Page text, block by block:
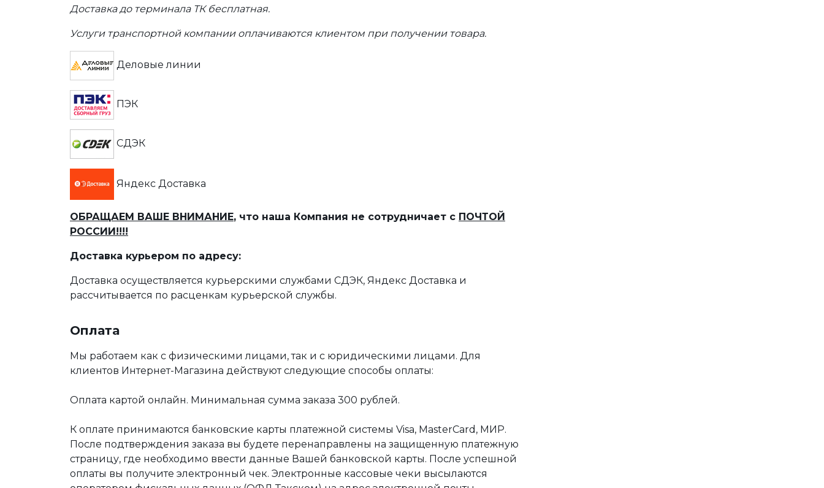
Доставка до терминала ТК бесплатная.
Услуги транспортной компании оплачиваются клиентом при получении товара.
Деловые линии
ПЭК
СДЭК
Яндекс Доставка
ОБРАЩАЕМ ВАШЕ ВНИМАНИЕ, что наша Компания не сотрудничает с ПОЧТОЙ
РОССИИ!!!!
Доставка курьером по адресу:
Доставка осуществляется курьерскими службами СДЭК, Яндекс Доставка и
рассчитывается по расценкам курьерской службы.
Оплата
Мы работаем как с физическими лицами, так и с юридическими лицами. Для
клиентов Интернет-Магазина действуют следующие способы оплаты:
Оплата картой онлайн. Минимальная сумма заказа 300 рублей.
К оплате принимаются банковские карты платежной системы Visa, MasterCard, МИР.
После подтверждения заказа вы будете перенаправлены на защищенную платежную
страницу, где необходимо ввести данные Вашей банковской карты. После успешной
оплаты вы получите электронный чек. Электронные кассовые чеки высылаются